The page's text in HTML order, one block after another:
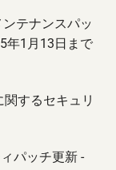
テナンスパッ
年1月13日まで
するセキュリ
パッチ更新 -